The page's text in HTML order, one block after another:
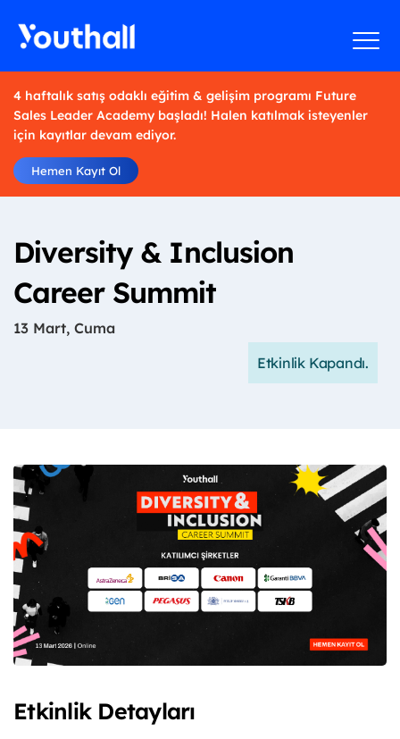
4 haftalık satış odaklı eğitim & gelişim programı Future
Sales Leader Academy başladı! Halen katılmak isteyenler
için kayıtlar devam ediyor.
Hemen Kayıt Ol
Diversity & Inclusion
Career Summit
13 Mart, Cuma
Etkinlik Kapandı.
Etkinlik Detayları